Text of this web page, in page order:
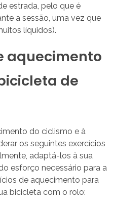
estrada, pelo que é
a sessão, uma vez que
líquidos).
aquecimento
de
do ciclismo e à
os seguintes exercícios
adaptá-los à sua
esforço necessário para a
de aquecimento para
bicicleta com o rolo: